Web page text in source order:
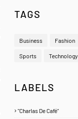
TAGS
Business Fashion
Sports Technology
LABELS
"Charlas De Café"